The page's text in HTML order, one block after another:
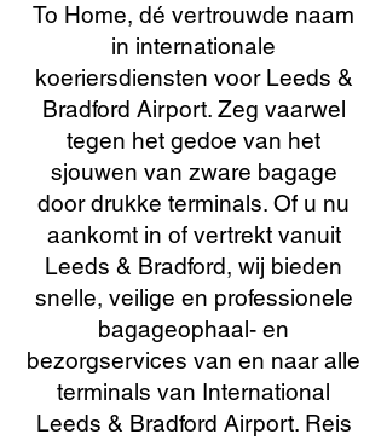
To Home, dé vertrouwde naam
in internationale
koeriersdiensten voor Leeds &
Bradford Airport. Zeg vaarwel
tegen het gedoe van het
sjouwen van zware bagage
door drukke terminals. Of u nu
aankomt in of vertrekt vanuit
Leeds & Bradford, wij bieden
snelle, veilige en professionele
bagageophaal- en
bezorgservices van en naar alle
terminals van International
Leeds & Bradford Airport. Reis